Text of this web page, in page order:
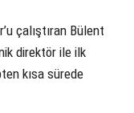
çalıştıran Bülent
direktör ile ilk
kısa sürede